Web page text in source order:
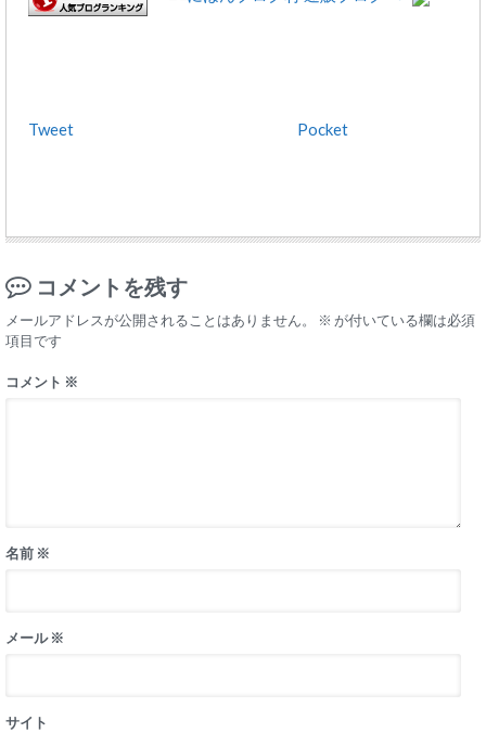
Tweet Pocket
コメントを残す
メールアドレスが公開されることはありません。 ※ が付いている欄は必須
項目です
コメント ※
名前 ※
メール※
サイト